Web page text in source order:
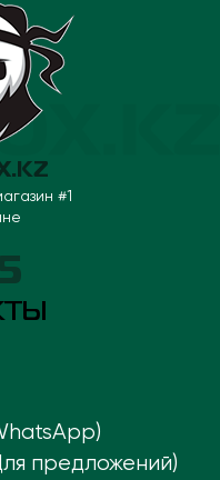
#1
предложений)